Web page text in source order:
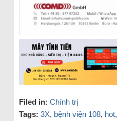
Filed in: Chính trị
Tags: 3X, bệnh viện 108, hot,